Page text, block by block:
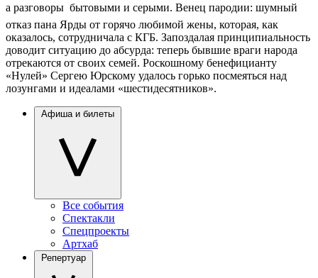
а разговоры  бытовыми и серыми. Венец пародии: шумный
отказ пана Ярды от горячо любимой жены, которая, как
оказалось, сотрудничала с КГБ. Запоздалая принципиальность
доводит ситуацию до абсурда: теперь бывшие враги народа
отрекаются от своих семей. Роскошному бенефицианту
«Нулей» Сергею Юрскому удалось горько посмеяться над
лозунгами и идеалами «шестидесятников».
Афиша и билеты
Все события
Спектакли
Спецпроекты
Артхаб
Репертуар